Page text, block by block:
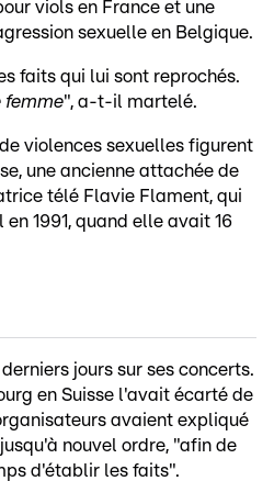
viols en France et une
sexuelle en Belgique.
faits qui lui sont reprochés.
femme", a-t-il martelé.
violences sexuelles figurent
une ancienne attachée de
télé Flavie Flament, qui
1991, quand elle avait 16
jours sur ses concerts.
en Suisse l'avait écarté de
avaient expliqué
nouvel ordre, "afin de
d'établir les faits".